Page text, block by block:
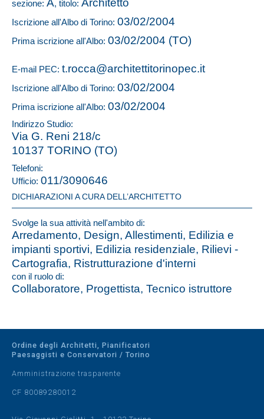
sezione: A, titolo: Architetto
Iscrizione all'Albo di Torino: 03/02/2004
Prima iscrizione all'Albo: 03/02/2004 (TO)
E-mail PEC: t.rocca@architettitorinopec.it
Iscrizione all'Albo di Torino: 03/02/2004
Prima iscrizione all'Albo: 03/02/2004
Indirizzo Studio:
Via G. Reni 218/c
10137 TORINO (TO)
Telefoni:
Ufficio: 011/3090646
DICHIARAZIONI A CURA DELL’ARCHITETTO
Svolge la sua attività nell'ambito di:
Arredamento, Design, Allestimenti, Edilizia e
impianti sportivi, Edilizia residenziale, Rilievi -
Cartografia, Ristrutturazione d'interni
con il ruolo di:
Collaboratore, Progettista, Tecnico istruttore
Ordine degli Architetti, Pianificatori
Paesaggisti e Conservatori / Torino
Amministrazione trasparente
CF 80089280012